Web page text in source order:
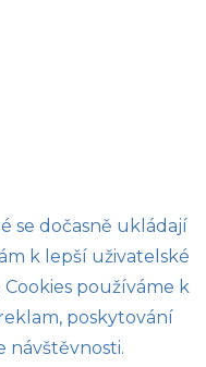
se dočasně ukládají
k lepší uživatelské
používáme k
poskytování
návštěvnosti.